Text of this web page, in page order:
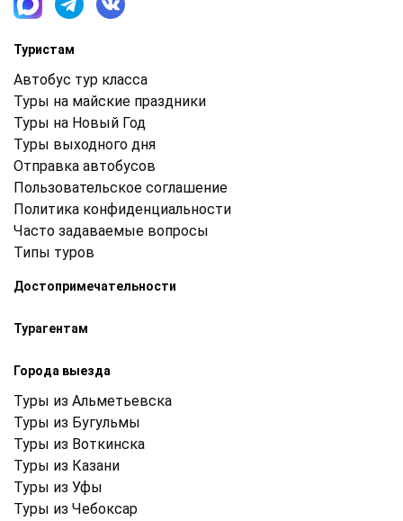
Туристам
Автобус тур класса
Туры на майские праздники
Туры на Новый Год
Туры выходного дня
Отправка автобусов
Пользовательское соглашение
Политика конфиденциальности
Часто задаваемые вопросы
Типы туров
Достопримечательности
Турагентам
Города выезда
Туры из Альметьевска
Туры из Бугульмы
Туры из Воткинска
Туры из Казани
Туры из Уфы
Туры из Чебоксар